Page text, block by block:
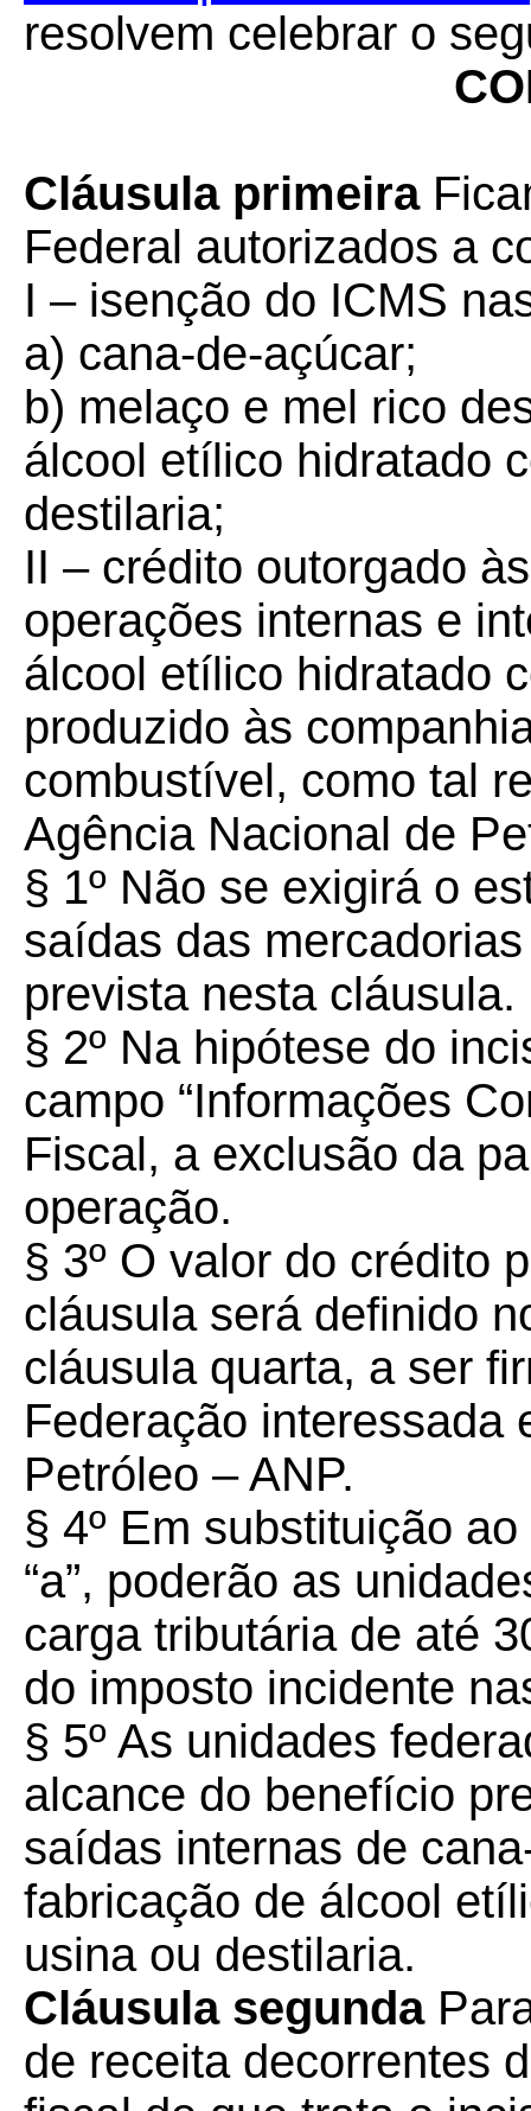
resolvem celebrar o
Cláusula primeira
Federal autorizados a
I – isenção do ICMS
a) cana-de-açúcar;
b) melaço e mel rico
álcool etílico hidratado
destilaria;
II – crédito outorgado
operações internas e
álcool etílico hidratado
produzido às
combustível, como tal
Agência Nacional de
§ 1º Não se exigirá o
saídas das
prevista nesta cláusula.
§ 2º Na hipótese do
campo “Informações
Fiscal, a exclusão da
operação.
§ 3º O valor do crédito
cláusula será definido
cláusula quarta, a ser
Federação interessada
Petróleo – ANP.
§ 4º Em substituição
“a”, poderão as
carga tributária de até
do imposto incidente
§ 5º As unidades
alcance do benefício
saídas internas de
fabricação de álcool
usina ou destilaria.
Cláusula segunda
de receita decorrentes